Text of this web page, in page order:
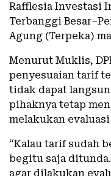
Rafflesia Investasi
Terbanggi
Agung (Terpeka)
Menurut Muklis,
penyesuaian tarif
tidak dapat
pihaknya tetap
melakukan
“Kalau tarif sudah
begitu saja
agar dilakukan